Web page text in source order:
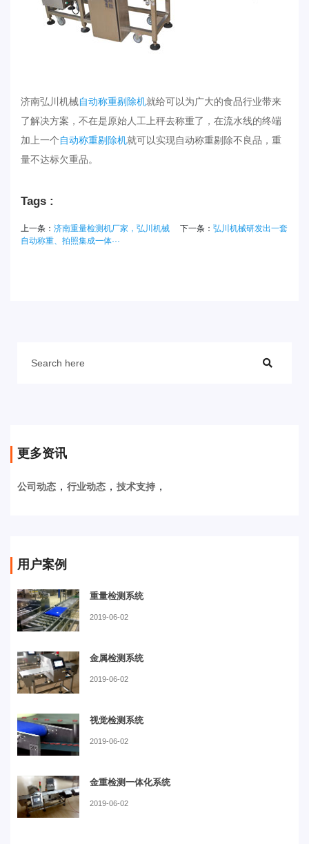
济南弘川机械自动称重剔除机就给可以为广大的食品行业带来
了解决方案，不在是原始人工上秤去称重了，在流水线的终端
加上一个自动称重剔除机就可以实现自动称重剔除不良品，重
量不达标欠重品。
Tags :
上一条： 济南重量检测机厂家，弘川机械 下一条： 弘川机械研发出一套
自动称重、拍照集成一体···
更多资讯
公司动态 ， 行业动态 ， 技术支持 ，
用户案例
重量检测系统
2019-06-02
金属检测系统
2019-06-02
视觉检测系统
2019-06-02
金重检测一体化系统
2019-06-02